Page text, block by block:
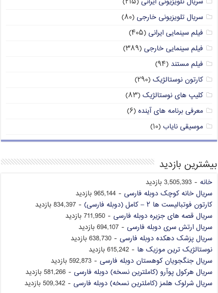
سریال تلویزیونی خارجی (۸۰)
فیلم سینمایی ایرانی (۴۰۵)
فیلم سینمایی خارجی (۳۸۹)
فیلم مستند (۹۴)
کارتون نوستالژیک (۲۹۰)
کلیپ های نوستالژیک (۸۳)
معرفی برنامه های آینده (۶)
موسیقی نایاب (۱۰)
بیشترین بازدید
خانه - 3,505,393 بازدید
سریال خانه کوچک دوبله فارسی - 965,144 بازدید
کارتون فوتبالیست ها ۲ – کامل (دوبله فارسی)
- 834,397 بازدید
سریال قصه های جزیره دوبله فارسی - 711,950 بازدید
سریال ارتش سری دوبله فارسی - 694,107 بازدید
سریال پزشک دهکده دوبله فارسی - 638,730 بازدید
نوستالژیک ترین موزیک ها - 615,242 بازدید
سریال جنگجویان کوهستان دوبله فارسی - 592,873 بازدید
سریال هرکول پوآرو (کاملترین نسخه) دوبله فارسی - 581,266 بازدید
سریال شرلوک هلمز (کاملترین نسخه) دوبله فارسی - 509,342 بازدید